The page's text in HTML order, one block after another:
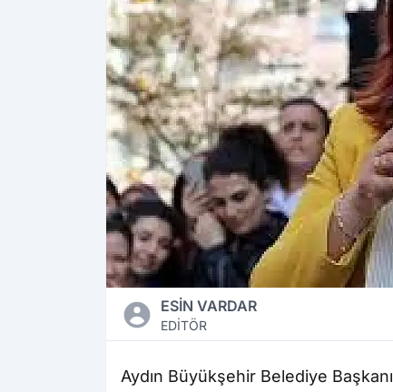
ESİN VARDAR
EDİTÖR
Aydın Büyükşehir Belediye Başkanı